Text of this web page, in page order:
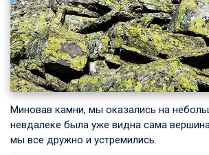
Миновав камни, мы оказались на
невдалеке была уже видна сама
мы все дружно и устремились.